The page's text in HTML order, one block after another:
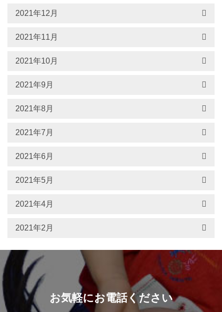
2021年12月
2021年11月
2021年10月
2021年9月
2021年8月
2021年7月
2021年6月
2021年5月
2021年4月
2021年2月
お気軽にお電話ください